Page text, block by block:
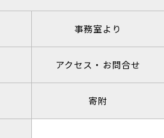
事務室より
アクセス・お問合せ
寄附